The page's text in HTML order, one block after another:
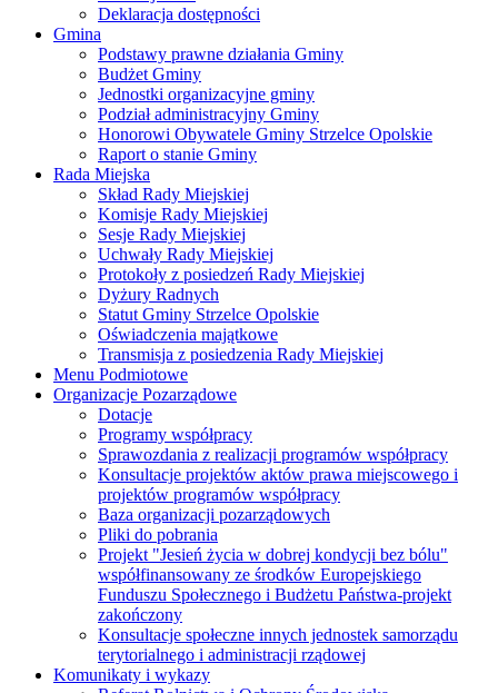
Deklaracja dostępności
Gmina
Podstawy prawne działania Gminy
Budżet Gminy
Jednostki organizacyjne gminy
Podział administracyjny Gminy
Honorowi Obywatele Gminy Strzelce Opolskie
Raport o stanie Gminy
Rada Miejska
Skład Rady Miejskiej
Komisje Rady Miejskiej
Sesje Rady Miejskiej
Uchwały Rady Miejskiej
Protokoły z posiedzeń Rady Miejskiej
Dyżury Radnych
Statut Gminy Strzelce Opolskie
Oświadczenia majątkowe
Transmisja z posiedzenia Rady Miejskiej
Menu Podmiotowe
Organizacje Pozarządowe
Dotacje
Programy współpracy
Sprawozdania z realizacji programów współpracy
Konsultacje projektów aktów prawa miejscowego i
projektów programów współpracy
Baza organizacji pozarządowych
Pliki do pobrania
Projekt "Jesień życia w dobrej kondycji bez bólu"
współfinansowany ze środków Europejskiego
Funduszu Społecznego i Budżetu Państwa-projekt
zakończony
Konsultacje społeczne innych jednostek samorządu
terytorialnego i administracji rządowej
Komunikaty i wykazy